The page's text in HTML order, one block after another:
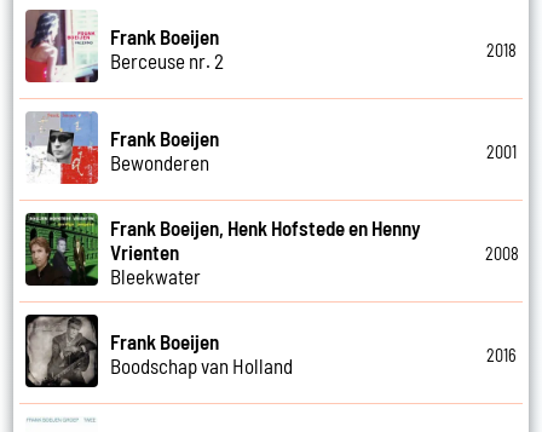
Frank Boeijen
Berceuse nr. 2
2018
Frank Boeijen
Bewonderen
2001
Frank Boeijen, Henk Hofstede en Henny
Vrienten
Bleekwater
2008
Frank Boeijen
Boodschap van Holland
2016